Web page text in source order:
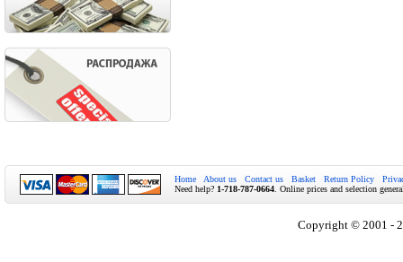
Home About us Contact us Basket Return Policy
Need help? 1-718-787-0664 . Online prices and selection
Copyright © 2001 -